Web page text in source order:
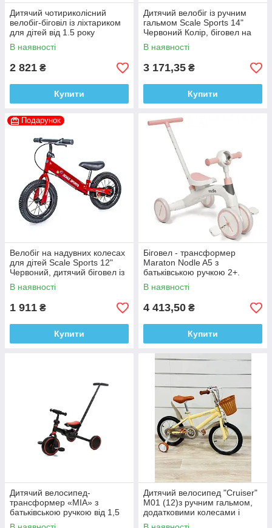
Дитячий чотириколісний
велобіг-біговіл із ліхтариком
для дітей від 1.5 року
В наявності
2 821 ₴
Купити
Дитячий велобіг із ручним
гальмом Scale Sports 14"
Червоний Колір, біговел на
надувних колесах для дітей
В наявності
3 171,35 ₴
Купити
Подарунок
Велобіг на надувних колесах
для дітей Scale Sports 12"
Червоний, дитячий біговел із
ручним гальмом
В наявності
1 911 ₴
Купити
Біговел - трансформер
Maraton Nodle A5 з
батьківською ручкою 2+.
В наявності
4 413,50 ₴
Купити
Дитячий велосипед-
трансформер «MIA» з
батьківською ручкою від 1,5
років
Дитячий велосипед "Cruiser"
M01 (12)з ручним гальмом,
додатковими колесами і
кошиком.